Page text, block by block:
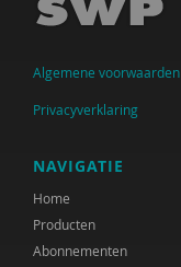
Algemene voorwaarden
Privacyverklaring
NAVIGATIE
Home
Producten
Abonnementen